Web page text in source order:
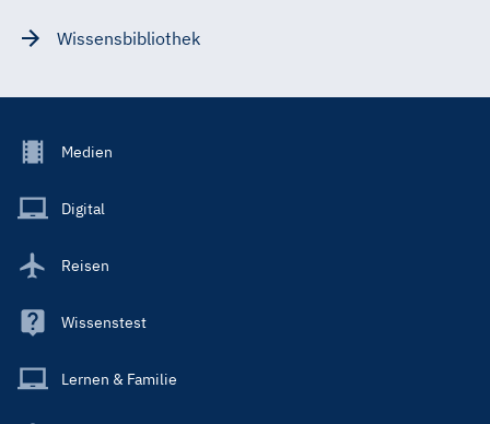
Wissensbibliothek
Footer
Main
Medien
Digital
Reisen
Wissenstest
Lernen & Familie